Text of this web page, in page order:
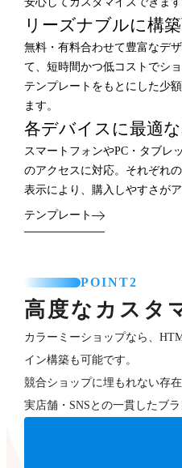
リーズナブルに構
無料・有料合わせて豊富なデ
て、短時間かつ低コストでシ
テンプレートをもとにした少
ます。
各デバイスに最適
スマートフォンやPC・タブレ
のアクセスに対応。それぞれ
表示により、購入しやすさがア
テンプレート
POINT2
高度なカスタ
カラーミーショップなら、
イン構築も可能です。
競合ショップに埋もれない存
実店舗・SNSとの一貫したブ